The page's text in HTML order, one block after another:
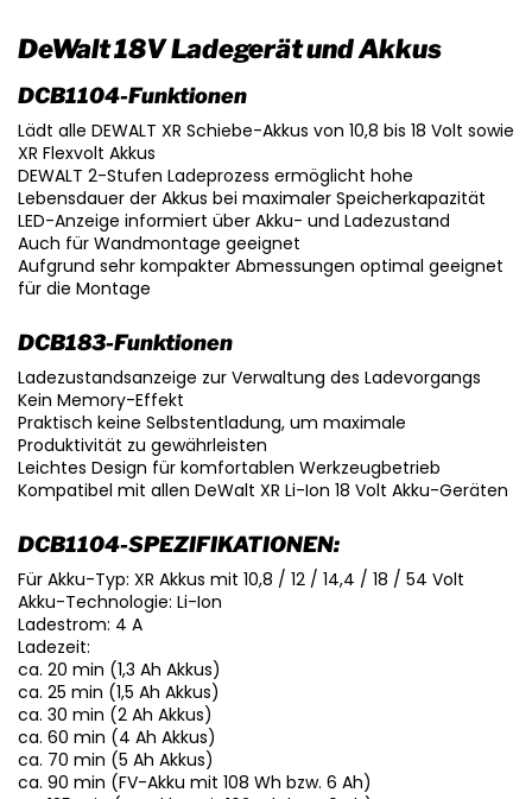
DeWalt 18V Ladegerät und Akkus
DCB1104-Funktionen
Lädt alle DEWALT XR Schiebe-Akkus von 10,8 bis 18 Volt sowie
XR Flexvolt Akkus
DEWALT 2-Stufen Ladeprozess ermöglicht hohe
Lebensdauer der Akkus bei maximaler Speicherkapazität
LED-Anzeige informiert über Akku- und Ladezustand
Auch für Wandmontage geeignet
Aufgrund sehr kompakter Abmessungen optimal geeignet
für die Montage
DCB183-Funktionen
Ladezustandsanzeige zur Verwaltung des Ladevorgangs
Kein Memory-Effekt
Praktisch keine Selbstentladung, um maximale
Produktivität zu gewährleisten
Leichtes Design für komfortablen Werkzeugbetrieb
Kompatibel mit allen DeWalt XR Li-Ion 18 Volt Akku-Geräten
DCB1104-SPEZIFIKATIONEN:
Für Akku-Typ: XR Akkus mit 10,8 / 12 / 14,4 / 18 / 54 Volt
Akku-Technologie: Li-Ion
Ladestrom: 4 A
Ladezeit:
ca. 20 min (1,3 Ah Akkus)
ca. 25 min (1,5 Ah Akkus)
ca. 30 min (2 Ah Akkus)
ca. 60 min (4 Ah Akkus)
ca. 70 min (5 Ah Akkus)
ca. 90 min (FV-Akku mit 108 Wh bzw. 6 Ah)